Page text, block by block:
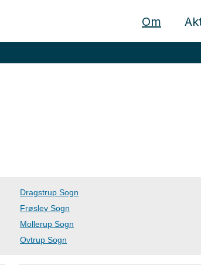
Om
Dragstrup Sogn
Frøslev Sogn
Mollerup Sogn
Ovtrup Sogn